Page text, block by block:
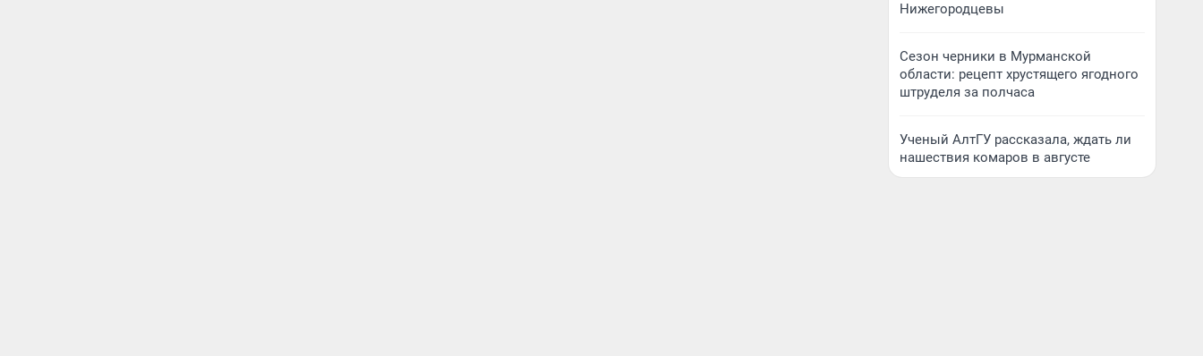
Нижегородцевы
Сезон черники в Мурманской
области: рецепт хрустящего ягодного
штруделя за полчаса
Ученый АлтГУ рассказала, ждать ли
нашествия комаров в августе